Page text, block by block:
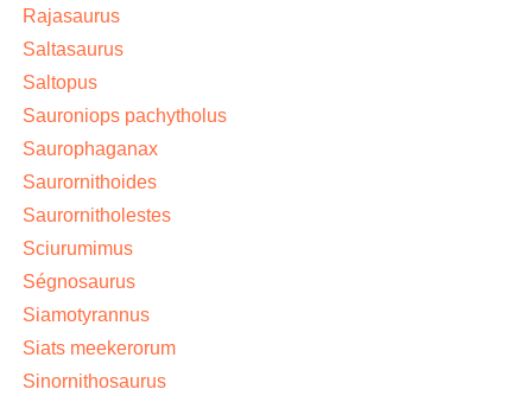
Rajasaurus
Saltasaurus
Saltopus
Sauroniops pachytholus
Saurophaganax
Saurornithoides
Saurornitholestes
Sciurumimus
Ségnosaurus
Siamotyrannus
Siats meekerorum
Sinornithosaurus